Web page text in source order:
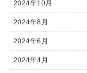
2024年10月
2024年8月
2024年6月
2024年4月